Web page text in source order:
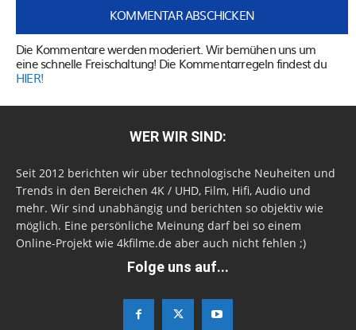
Die Kommentare werden moderiert. Wir bemühen uns um
eine schnelle Freischaltung! Die Kommentarregeln findest du
HIER!
WER WIR SIND:
Seit 2012 berichten wir über technologische Neuheiten und
Trends in den Bereichen 4K / UHD, Film, Hifi, Audio und
mehr. Wir sind unabhängig und berichten so objektiv wie
möglich. Eine persönliche Meinung darf bei so einem
Online-Projekt wie 4kfilme.de aber auch nicht fehlen ;)
Folge uns auf...